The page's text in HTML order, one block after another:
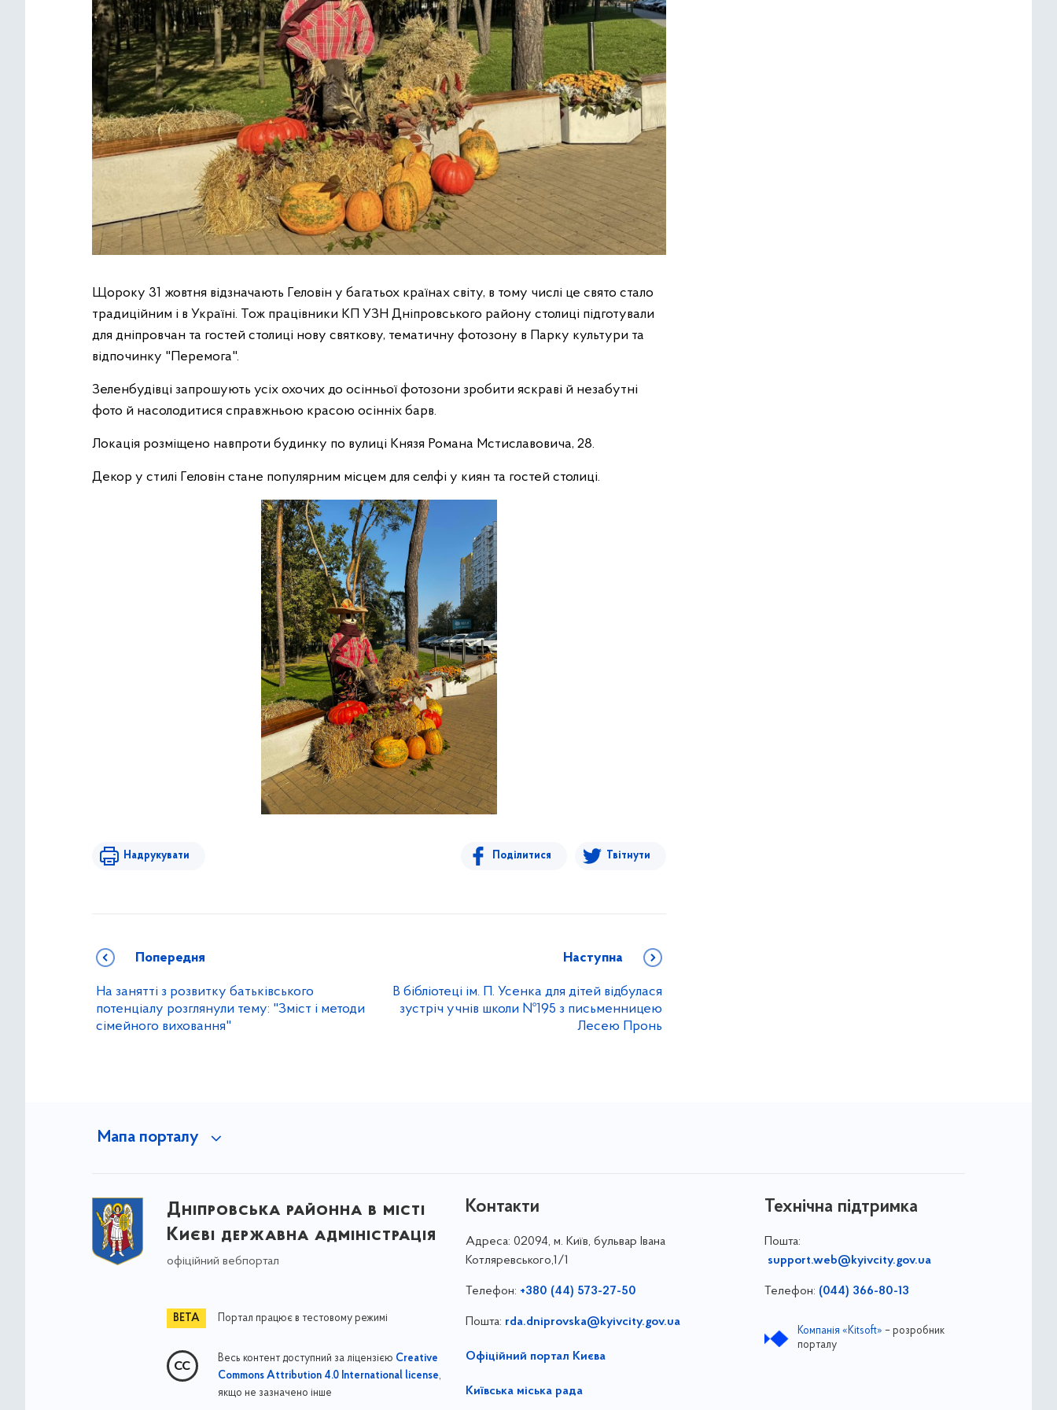
Щороку 31 жовтня відзначають Геловін у багатьох країнах світу, в тому числі це свято стало
традиційним і в Україні. Тож працівники КП УЗН Дніпровського району столиці підготували
для дніпровчан та гостей столиці нову святкову, тематичну фотозону в Парку культури та
відпочинку "Перемога".
Зеленбудівці запрошують усіх охочих до осінньої фотозони зробити яскраві й незабутні
фото й насолодитися справжньою красою осінніх барв.
Локація розміщено навпроти будинку по вулиці Князя Романа Мстиславовича, 28.
Декор у стилі Геловін стане популярним місцем для селфі у киян та гостей столиці.
Надрукувати Поділитися Твітнути
Попередня
На занятті з розвитку батьківського
потенціалу розглянули тему: "Зміст і методи
сімейного виховання"
Наступна
В бібліотеці ім. П. Усенка для дітей відбулася
зустріч учнів школи №195 з письменницею
Лесею Пронь
Мапа порталу
Дніпровська районна в місті
Києві державна адміністрація
офіційний вебпортал
Портал працює в тестовому режимі
Весь контент доступний за ліцензією Creative
Commons Attribution 4.0 International license,
якщо не зазначено інше
Контакти
Адреса: 02094, м. Київ, бульвар Івана
Котляревського,1/1
Телефон: +380 (44) 573-27-50
Пошта: rda.dniprovska@kyivcity.gov.ua
Офіційний портал Києва
Київська міська рада
Технічна підтримка
Пошта:
support.web@kyivcity.gov.ua
Телефон: (044) 366-80-13
Компанія «Kitsoft» – розробник
порталу